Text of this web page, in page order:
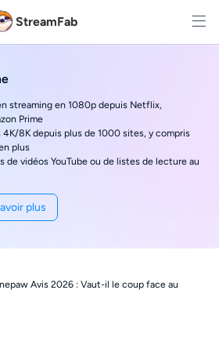
StreamFab
streaming en 1080p depuis Netflix,
Prime
4K/8K depuis plus de 1000 sites, y compris
plus
de vidéos YouTube ou de listes de lecture au
plus
Avis 2026 : Vaut-il le coup face au